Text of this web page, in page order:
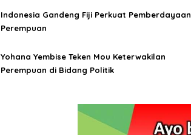
p
o
s
Indonesia Gandeng Fiji Perkuat Pemberdayaan
Perempuan
Yohana Yembise Teken Mou Keterwakilan
Perempuan di Bidang Politik